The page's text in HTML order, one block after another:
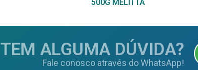
500G MELITTA
TEM ALGUMA DÚVIDA?
Fale conosco através do WhatsApp!